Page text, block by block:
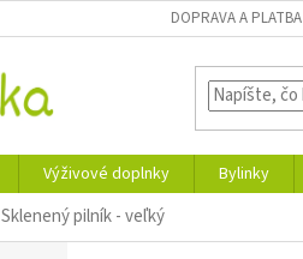
DOPRAVA A PLATBA
Výživové doplnky Bylinky
Sklenený pilník - veľký